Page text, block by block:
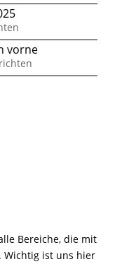
vorne
Bereiche, die mit
Wichtig ist uns hier